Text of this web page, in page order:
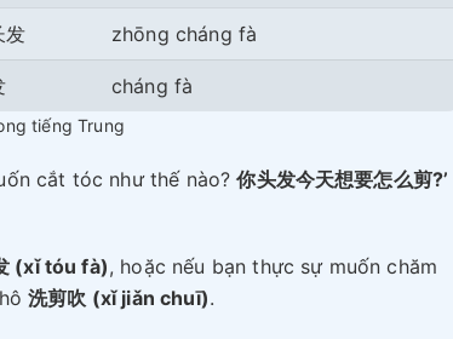
发 zhōng cháng fà
cháng fà
tiếng Trung
cắt tóc như thế nào?你头发今天想要怎么剪?’
(xǐ tóu fà), hoặc nếu bạn thực sự muốn chăm
洗剪吹 (xǐ jiǎn chuī).